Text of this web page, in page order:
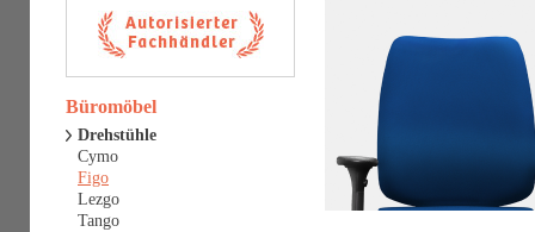
Büromöbel
Drehstühle
Cymo
Figo
Lezgo
Tango